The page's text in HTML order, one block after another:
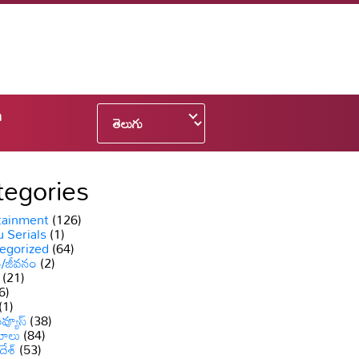
(126)
Serials(1)
(64)
జీవనం(2)
(21)
(38)
(84)
(53)